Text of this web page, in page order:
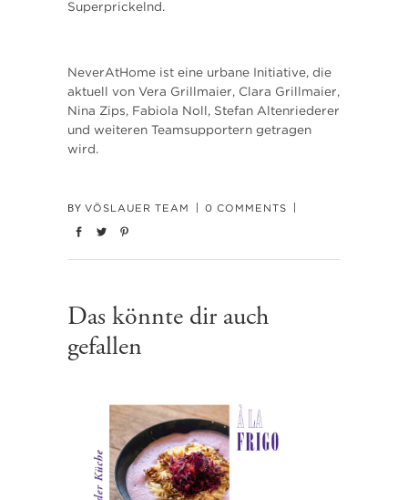
Superprickelnd.
NeverAtHome ist eine urbane Initiative, die
aktuell von Vera Grillmaier, Clara Grillmaier,
Nina Zips, Fabiola Noll, Stefan Altenriederer
und weiteren Teamsupportern getragen
wird.
BY VÖSLAUER TEAM 0 COMMENTS
Das könnte dir auch
gefallen